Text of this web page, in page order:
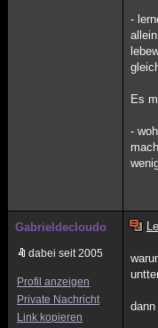
-
Es
-
Gabrieldecloudo
dabei seit 2005
Profil anzeigen
Private Nachricht
Link kopieren